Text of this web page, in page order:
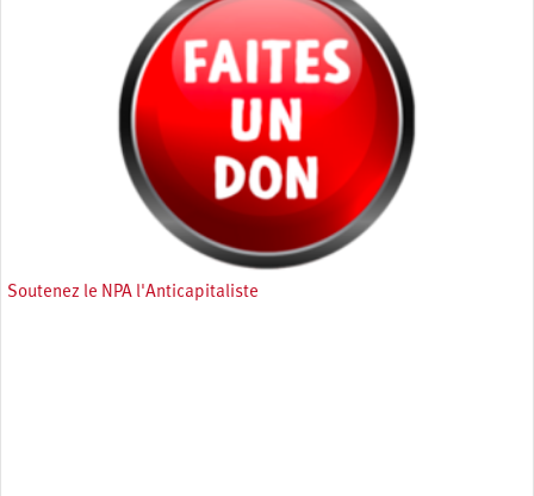
Soutenez le NPA l'Anticapitaliste